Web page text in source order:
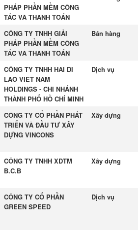
PHÁP PHẦN MỀM CÔNG
TÁC VÀ THANH TOÁN
CÔNG TY TNHH GIẢI
PHÁP PHẦN MỀM CÔNG
TÁC VÀ THANH TOÁN
Bán hàng
CÔNG TY TNHH HAI DI
LAO VIET NAM
HOLDINGS - CHI NHÁNH
THÀNH PHỐ HỒ CHÍ MINH
Dịch vụ
CÔNG TY CỔ PHẦN PHÁT
TRIỂN VÀ ĐẦU TƯ XÂY
DỰNG VINCONS
Xây dựng
CÔNG TY TNHH XDTM
B.C.B
Xây dựng
CÔNG TY CỔ PHẦN
GREEN SPEED
Dịch vụ